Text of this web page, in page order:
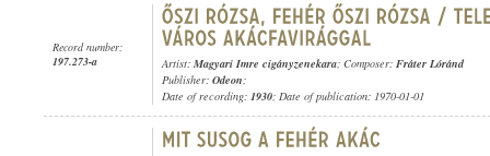
Record number:
197.273-a
Artist: Magyari Imre cigányzenekara; Composer: Fráter Lóránd
Publisher: Odeon;
Date of recording: 1930; Date of publication: 1970-01-01